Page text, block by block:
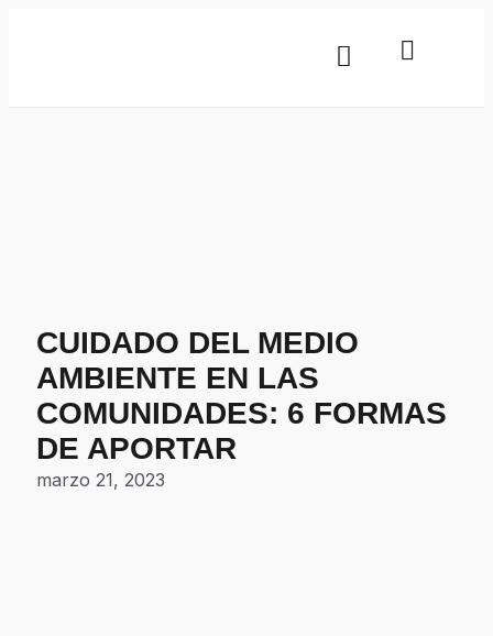
CUIDADO DEL MEDIO
AMBIENTE EN LAS
COMUNIDADES: 6 FORMAS
DE APORTAR
marzo 21, 2023